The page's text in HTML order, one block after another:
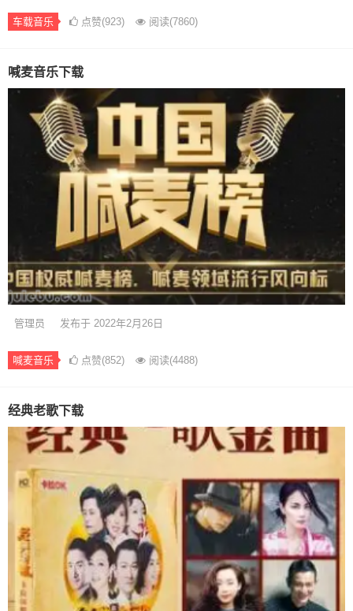
车载音乐 点赞(923) 阅读(7860)
喊麦音乐下载
管理员 发布于 2022年2月26日
喊麦音乐 点赞(852) 阅读(4488)
经典老歌下载